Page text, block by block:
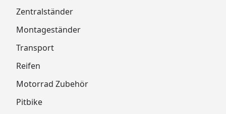
Zentralständer
Montageständer
Transport
Reifen
Motorrad Zubehör
Pitbike